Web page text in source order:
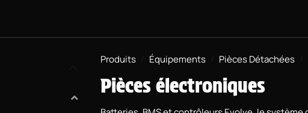
Produits Équipements Pièces Détachées
Pièces électroniques